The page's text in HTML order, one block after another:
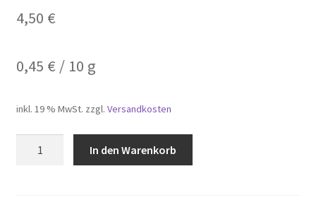
Widerrufsbelehrung
4,50 €
0,45 € / 10 g
inkl. 19 % MwSt. zzgl. Versandkosten
In den Warenkorb